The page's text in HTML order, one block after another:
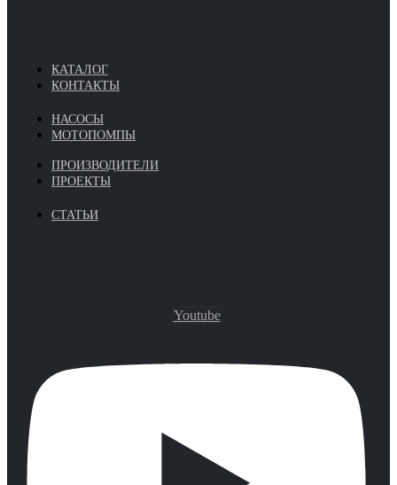
КАТАЛОГ
КОНТАКТЫ
НАСОСЫ
МОТОПОМПЫ
ПРОИЗВОДИТЕЛИ
ПРОЕКТЫ
СТАТЬИ
Youtube